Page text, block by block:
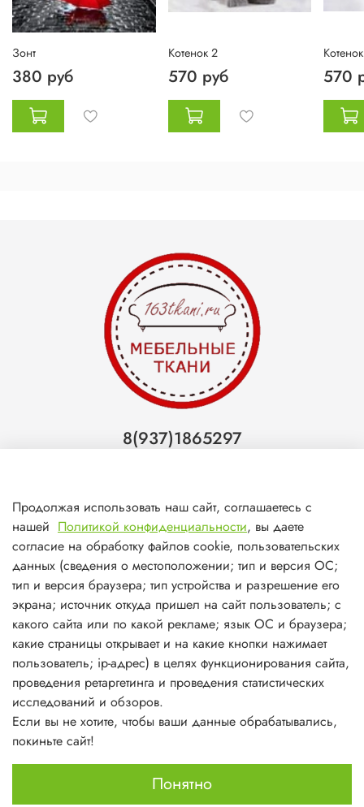
Зонт
380 руб
Котенок 2
570 руб 570
О магазине
Информация
Личный кабинет
8(937)1865297
Самара (ТЦ МегаМебель)
8(927)7360008
Самара (ст.м. Победа)
Продолжая использовать наш сайт, соглашаетесь с
нашей Политикой конфиденциальности, вы даете
согласие на обработку файлов cookie, пользовательских
данных (сведения о местоположении; тип и версия ОС;
тип и версия браузера; тип устройства и разрешение его
экрана; источник откуда пришел на сайт пользователь; с
какого сайта или по какой рекламе; язык ОС и браузера;
какие страницы открывает и на какие кнопки нажимает
пользователь; ip-адрес) в целях функционирования сайта,
проведения ретаргетинга и проведения статистических
исследований и обзоров.
Если вы не хотите, чтобы ваши данные обрабатывались,
покиньте сайт!
Понятно